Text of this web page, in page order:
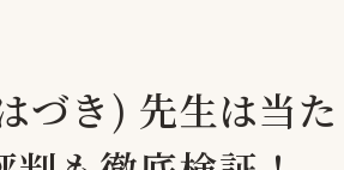
づき) 先生は当た